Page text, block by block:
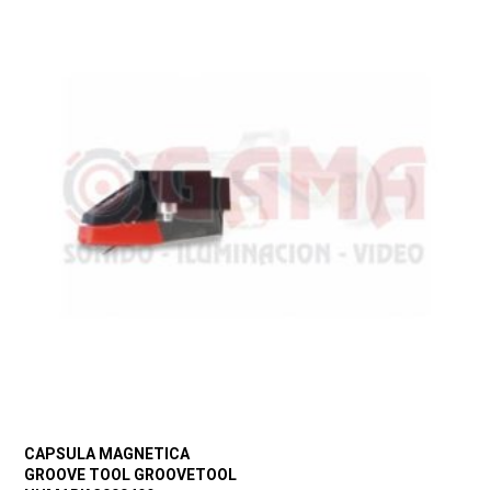
CAPSULA MAGNETICA
GROOVE TOOL GROOVETOOL